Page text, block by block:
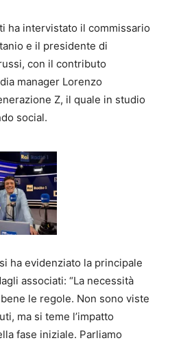
ha intervistato il commissario
e il presidente di
con il contributo
manager Lorenzo
Z, il quale in studio
social.
ha evidenziato la principale
associati: “La necessità
le regole. Non sono viste
ma si teme l’impatto
fase iniziale. Parliamo